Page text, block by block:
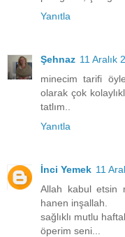
Yanıtla
Şehnaz 11 Aralık
minecim tarifi
olarak çok
tatlım..
Yanıtla
İnci Yemek 11
Allah kabul etsin
hanen inşallah.
sağlıklı mutlu
öperim seni...